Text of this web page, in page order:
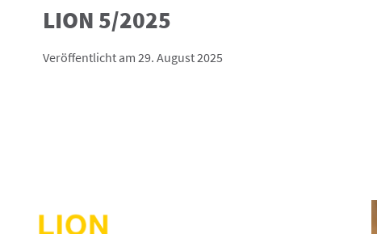
LION 5/2025
Veröffentlicht am 29. August 2025